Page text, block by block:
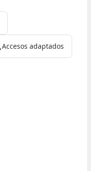
Accesos adaptados